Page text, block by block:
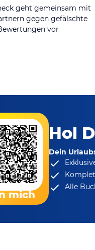
geht gemeinsam mit
gegen gefälschte
vor
mich
Hol
Dein
Alle